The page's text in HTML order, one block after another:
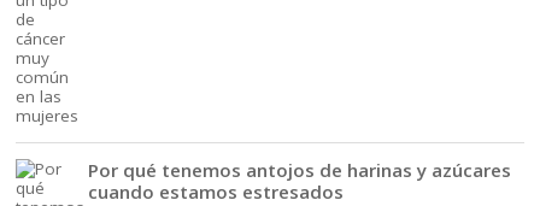
Por qué tenemos antojos de harinas y azúcares
cuando estamos estresados